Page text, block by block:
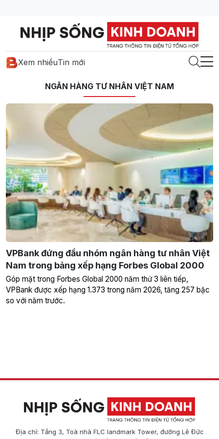
Xem nhiềuTin mới
NGÂN HÀNG TƯ NHÂN VIỆT NAM
VPBank đứng đầu nhóm ngân hàng tư nhân Việt
Nam trong bảng xếp hạng Forbes Global 2000
Góp mặt trong Forbes Global 2000 năm thứ 3 liên tiếp,
VPBank được xếp hạng 1.373 trong năm 2026, tăng 257 bậc
so với năm trước.
Địa chỉ: Tầng 3, Toà nhà FLC landmark Tower, đường Lê Đức